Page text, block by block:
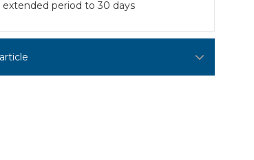
period to 30 days